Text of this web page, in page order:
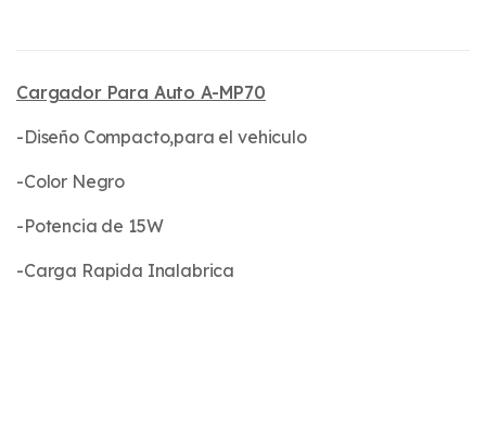
Cargador P​ara Auto A-MP70
-Diseño Compacto,para el vehiculo
-Color Negro
-Potencia de 15W
-Carga Rapida Inalabrica